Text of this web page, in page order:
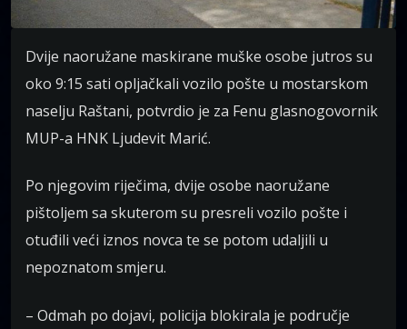
Dvije naoružane maskirane muške osobe jutros su
oko 9:15 sati opljačkali vozilo pošte u mostarskom
naselju Raštani, potvrdio je za Fenu glasnogovornik
MUP-a HNK Ljudevit Marić.
Po njegovim riječima, dvije osobe naoružane
pištoljem sa skuterom su presreli vozilo pošte i
otuđili veći iznos novca te se potom udaljili u
nepoznatom smjeru.
– Odmah po dojavi, policija blokirala je područje